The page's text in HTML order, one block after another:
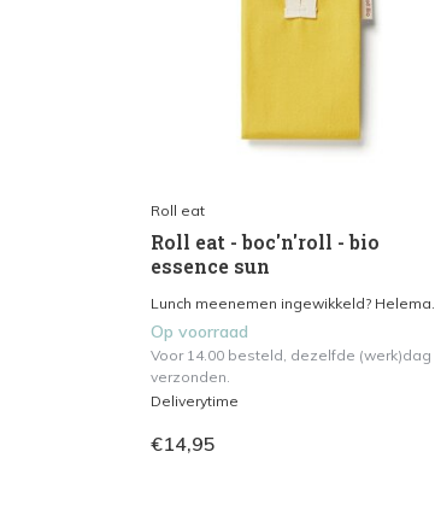
Roll eat
Roll eat - boc'n'roll - bio
essence sun
Lunch meenemen ingewikkeld? Helema...
Op voorraad
Voor 14.00 besteld, dezelfde (werk)dag
verzonden.
Deliverytime
€14,95